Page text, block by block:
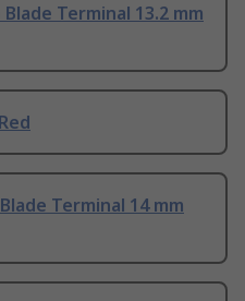
Terminal 13.2 mm
Terminal 14 mm